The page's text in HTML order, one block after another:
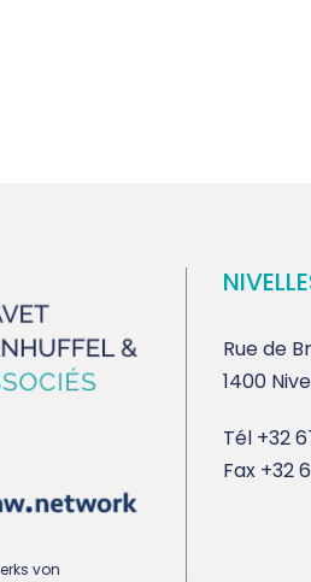
von
Rue de
1400
Tél +32
Fax +32